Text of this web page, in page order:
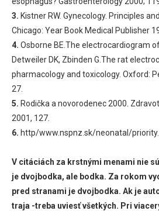
3. Kistner RW. Gynecology. Principles
Chicago: Year Book Medical Publisher
4. Osborne BE.The electrocardiogram
Detweiler DK, Zbinden G.The rat
pharmacology and toxicology. Oxford:
27.
5. Rodička a novorodenec 2000.
2001, 127.
6. http/www.nspnz.sk/neonatal/
V citáciách za krstnými menami nie
je dvojbodka, ale bodka. Za rokom
pred stranami je dvojbodka. Ak je
traja -treba uviesť všetkých. Pri